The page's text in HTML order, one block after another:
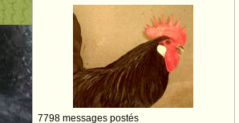
7798 messages postés